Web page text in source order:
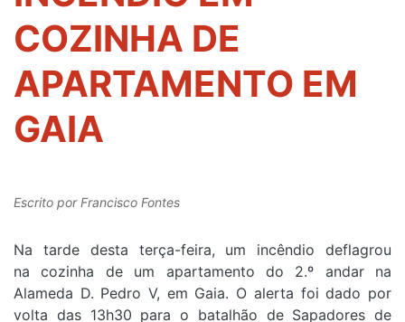
COZINHA DE
APARTAMENTO EM
GAIA
Escrito porFrancisco Fontes
Na tarde desta terça-feira, um incêndio deflagrou
na cozinha de um apartamento do 2.º andar na
Alameda D. Pedro V, em Gaia. O alerta foi dado por
volta das 13h30 para o batalhão de Sapadores de